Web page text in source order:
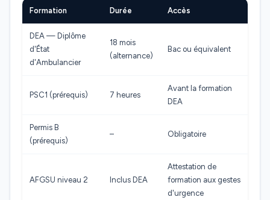
Formation Durée Accès
DEA — Diplôme
d'État
d'Ambulancier
18 mois
(alternance)
Bac ou équivalent
PSC1 (prérequis) 7 heures
Avant la formation
DEA
Permis B
(prérequis)
– Obligatoire
AFGSU niveau 2 Inclus DEA
Attestation de
formation aux gestes
d'urgence